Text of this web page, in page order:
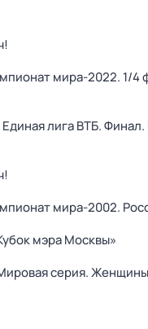
мира-2022. 1/4
Единая лига ВТБ.
мира-2002.
мэра Москвы»
серия.